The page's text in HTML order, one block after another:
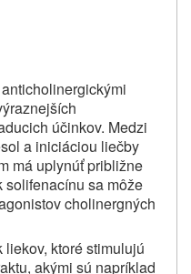
účinkov. Medzi
a iniciáciou liečby
má uplynúť približne
solifenacínu sa môže
cholinergných
ktoré stimulujú
akými sú napríklad